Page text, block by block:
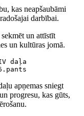
kas neapšaubāmi
darbībai.
un attīstīt
un kultūras jomā.
apņemas sniegt
progresu, kas gūts,